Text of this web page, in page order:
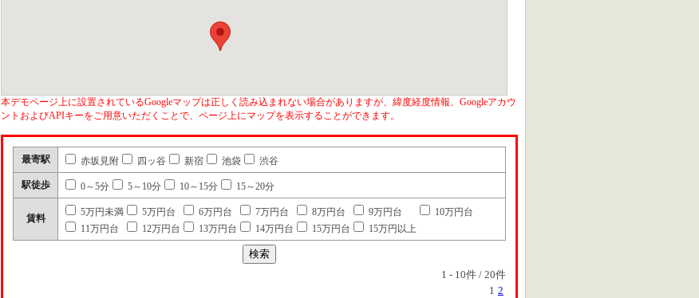
本デモページ上に設置されているGoogleマップは正しく読み込まれない場合がありますが、緯度経度情報、Googleアカウ
ントおよびAPIキーをご用意いただくことで、ページ上にマップを表示することができます。
最寄駅 赤坂見附 四ッ谷 新宿 池袋 渋谷
駅徒歩 0～5分 5～10分 10～15分 15～20分
賃料
5万円未満 5万円台 6万円台 7万円台 8万円台 9万円台
10万円台
11万円台
12万円台 13万円台 14万円台 15万円台 15万円以上
1 - 10件 / 20件
1 2